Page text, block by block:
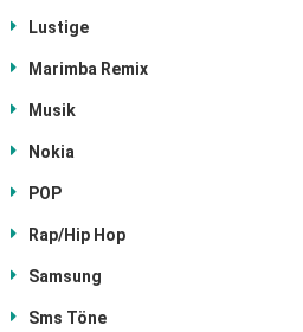
Lustige
Marimba Remix
Musik
Nokia
POP
Rap/Hip Hop
Samsung
Sms Töne